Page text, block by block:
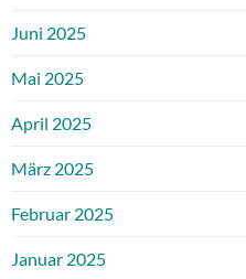
Juni 2025
Mai 2025
April 2025
März 2025
Februar 2025
Januar 2025